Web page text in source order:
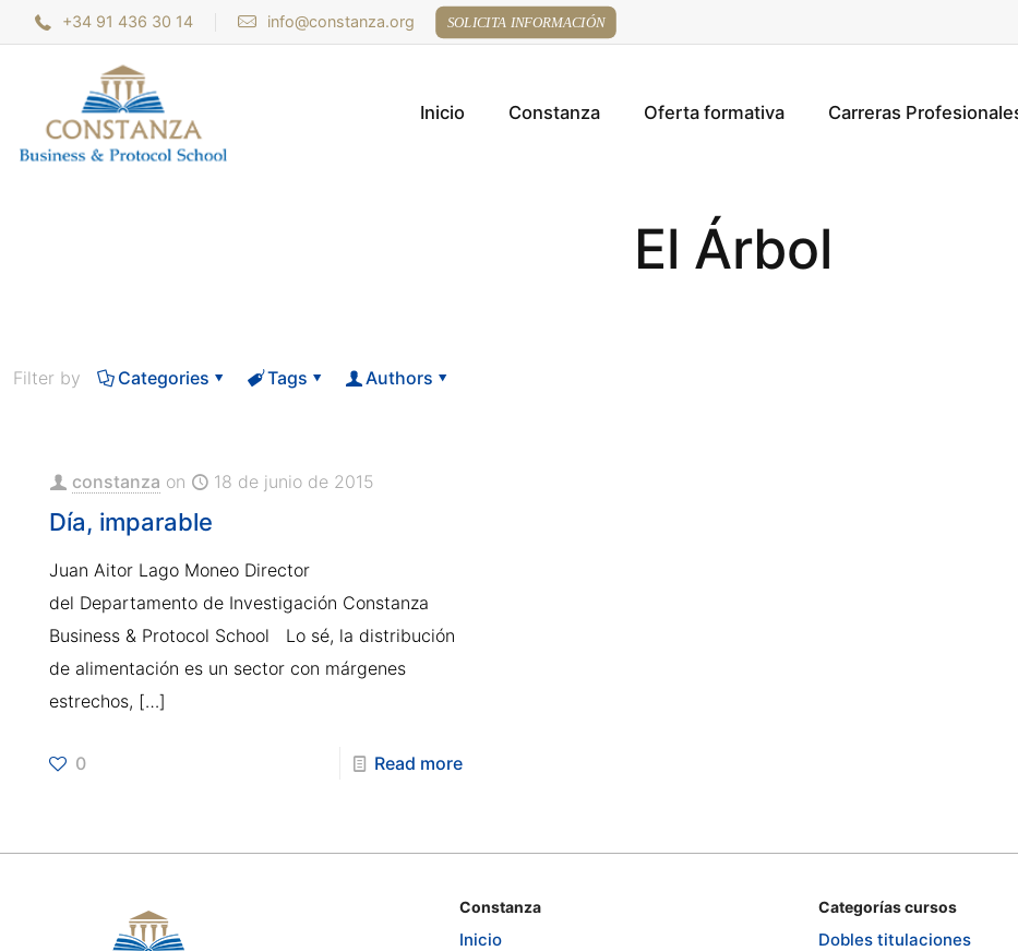
+34 91 436 30 14 info@constanza.org SOLICITA INFORMACIÓN
Inicio Constanza Oferta formativa Carreras
El Árbol
Filter by Categories Tags Authors
constanza on 18 de junio de 2015
Día, imparable
Juan Aitor Lago Moneo Director
del Departamento de Investigación Constanza
Business & Protocol School Lo sé, la distribución
de alimentación es un sector con márgenes
estrechos, […]
0 Read more
Constanza
Inicio
Categorías cursos
Dobles titulaciones